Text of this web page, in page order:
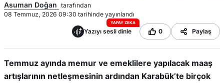
Asuman Doğan tarafından
08 Temmuz, 2026 09:30 tarihinde yayınlandı
YAPAY ZEKA
Yazıyı sesli dinle 0 Paylaş
Temmuz ayında memur ve emeklilere yapılacak maaş
artışlarının netleşmesinin ardından Karabük’te birçok